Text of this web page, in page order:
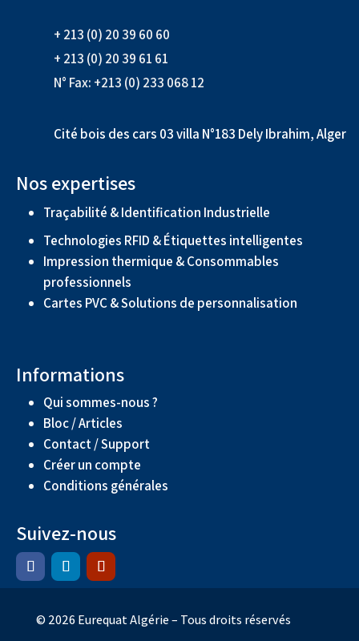
+ 213 (0) 20 39 60 60
+ 213 (0) 20 39 61 61
N° Fax: +213 (0) 233 068 12
Cité bois des cars 03 villa N°183 Dely Ibrahim, Alger
Nos expertises
Traçabilité & Identification Industrielle
Technologies RFID & Étiquettes intelligentes
Impression thermique & Consommables
professionnels
Cartes PVC & Solutions de personnalisation
Informations
Qui sommes-nous ?
Bloc / Articles
Contact / Support
Créer un compte
Conditions générales
Suivez-nous
© 2026 Eurequat Algérie – Tous droits réservés